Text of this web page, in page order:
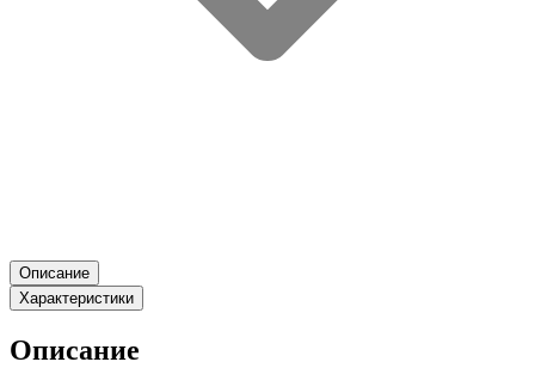
Описание
Характеристики
Описание